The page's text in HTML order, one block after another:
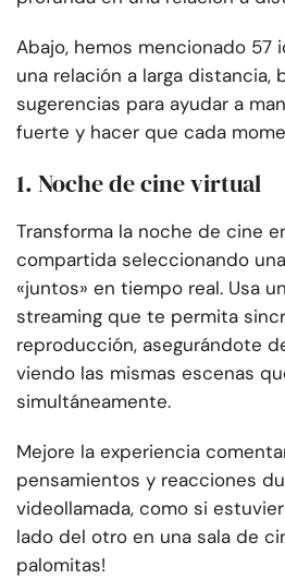
Abajo, hemos mencionado 57
una relación a larga distancia,
sugerencias para ayudar a
fuerte y hacer que cada
1. Noche de cine virtual
Transforma la noche de cine
compartida seleccionando
«juntos» en tiempo real. Usa
streaming que te permita
reproducción, asegurándote
viendo las mismas escenas
simultáneamente.
Mejore la experiencia
pensamientos y reacciones
videollamada, como si
lado del otro en una sala de
palomitas!